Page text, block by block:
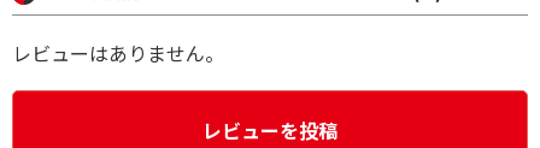
レビューはありません。
レビューを投稿